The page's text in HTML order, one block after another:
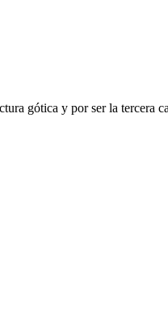
gótica y por ser la tercera